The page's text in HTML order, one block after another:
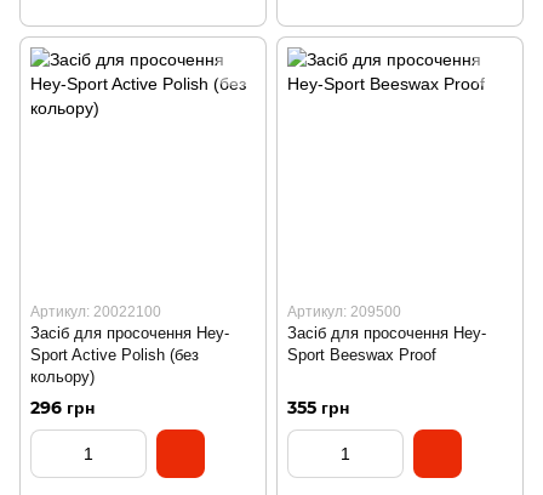
Артикул: 20022100
Засіб для просочення Hey-
Sport Active Polish (без
кольору)
296 грн
Артикул: 209500
Засіб для просочення Hey-
Sport Beeswax Proof
355 грн